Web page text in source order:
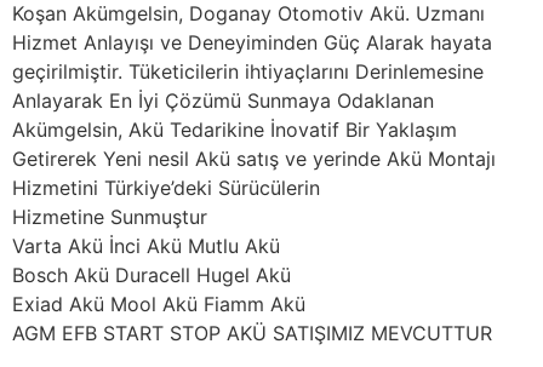
Koşan Akümgelsin, Doganay Otomotiv Akü. Uzmanı
Hizmet Anlayışı ve Deneyiminden Güç Alarak hayata
geçirilmiştir. Tüketicilerin ihtiyaçlarını Derinlemesine
Anlayarak En İyi Çözümü Sunmaya Odaklanan
Akümgelsin, Akü Tedarikine İnovatif Bir Yaklaşım
Getirerek Yeni nesil Akü satış ve yerinde Akü Montajı
Hizmetini Türkiye’deki Sürücülerin
Hizmetine Sunmuştur
Varta Akü İnci Akü Mutlu Akü
Bosch Akü Duracell Hugel Akü
Exiad Akü Mool Akü Fiamm Akü
AGM EFB START STOP AKÜ SATIŞIMIZ MEVCUTTUR